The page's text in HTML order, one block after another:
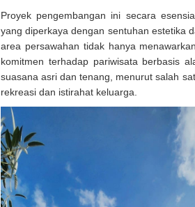
Proyek pengembangan ini secara
yang diperkaya dengan sentuhan estetika
area persawahan tidak hanya
komitmen terhadap pariwisata berbasis
suasana asri dan tenang, menurut salah
rekreasi dan istirahat keluarga.